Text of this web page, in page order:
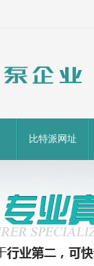
比特派网址